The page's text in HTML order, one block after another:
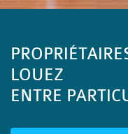
LOUEZ
ENTRE